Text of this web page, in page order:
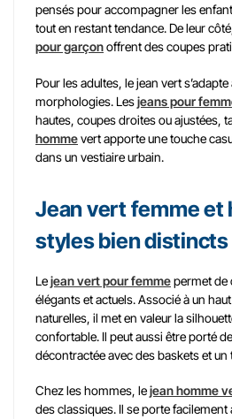
pensés pour accompagner les
tout en restant tendance. De leur
pour garçonoffrent des coupes
Pour les adultes, le jean vert
morphologies. Lesjeans pour
hautes, coupes droites ou ajustées,
hommevert apporte une touche
dans un vestiaire urbain.
Jean vert femme et
styles bien distincts
Lejean vert pour femmepermet de
élégants et actuels. Associé à un
naturelles, il met en valeur la
confortable. Il peut aussi être porté
décontractée avec des baskets et
Chez les hommes, lejean homme
des classiques. Il se porte facilement